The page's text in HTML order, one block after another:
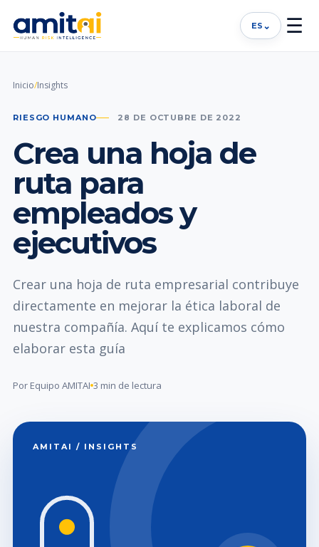
ES ⌄ ☰
Inicio/Insights
RIESGO HUMANO 28 DE OCTUBRE DE 2022
Crea una hoja de
ruta para
empleados y
ejecutivos
Crear una hoja de ruta empresarial contribuye
directamente en mejorar la ética laboral de
nuestra compañía. Aquí te explicamos cómo
elaborar esta guía
Por Equipo AMITAI 3 min de lectura
AMITAI / INSIGHTS